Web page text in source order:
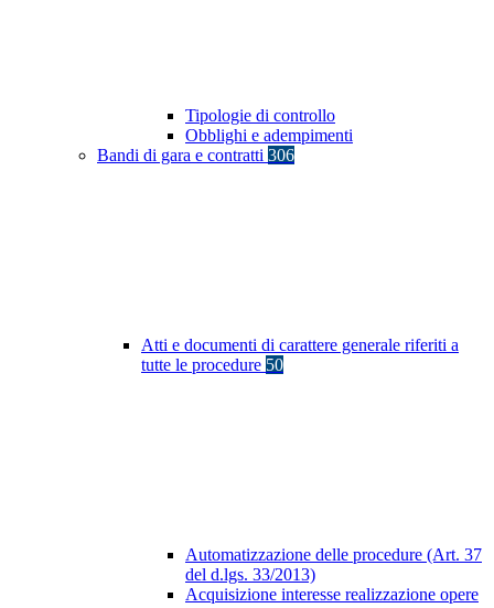
Tipologie di controllo
Obblighi e adempimenti
Bandi di gara e contratti 306
Atti e documenti di carattere generale riferiti a
tutte le procedure 50
Automatizzazione delle procedure (Art. 37
del d.lgs. 33/2013)
Acquisizione interesse realizzazione opere